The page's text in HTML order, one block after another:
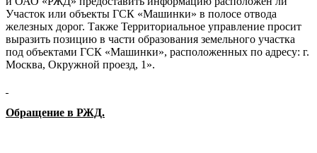
Участок или объекты ГСК «Машинки» в полосе отвода
железных дорог. Также Территориальное управление просит
выразить позицию в части образования земельного участка
под объектами ГСК «Машинки», расположенных по адресу: г.
Москва, Окружной проезд, 1».
Обращение в РЖД.